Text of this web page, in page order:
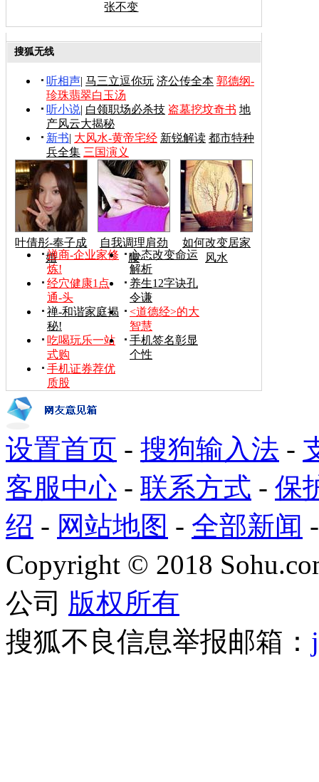
张不变
搜狐无线
听相声| 马三立逗你玩 济公传全本 郭德纲-
珍珠翡翠白玉汤
听小说| 白领职场必杀技 盗墓挖坟奇书 地
产风云大揭秘
新书| 大风水-黄帝宅经 新锐解读 都市特种
兵全集 三国演义
叶倩彤-奉子成
婚
自我调理肩劲
腰
如何改变居家
风水
禅商-企业家修
炼!
心态改变命运
解析
经穴健康1点
通-头
养生12字诀孔
令谦
禅-和谐家庭揭
秘!
<道德经>的大
智慧
吃喝玩乐一站
式购
手机签名彰显
个性
手机证券荐优
质股
设置首页 - 搜狗输入法 -
客服中心 - 联系方式 - 保
绍 - 网站地图 - 全部新闻
Copyright © 2018
公司 版权所有
搜狐不良信息举报邮箱：